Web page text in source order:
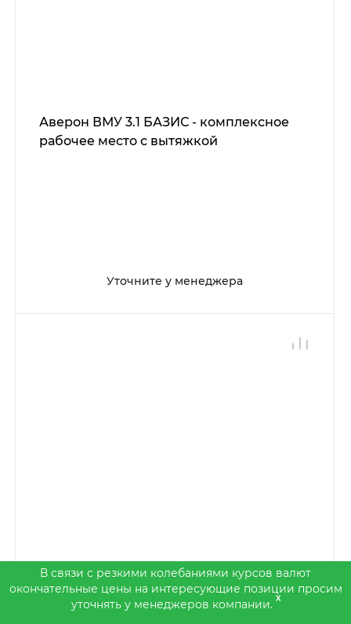
Аверон ВМУ 3.1 БАЗИС - комплексное
рабочее место с вытяжкой
Уточните у менеджера
В связи с резкими колебаниями курсов валют
окончательные цены на интересующие позиции просим
уточнять у менеджеров компании.
x